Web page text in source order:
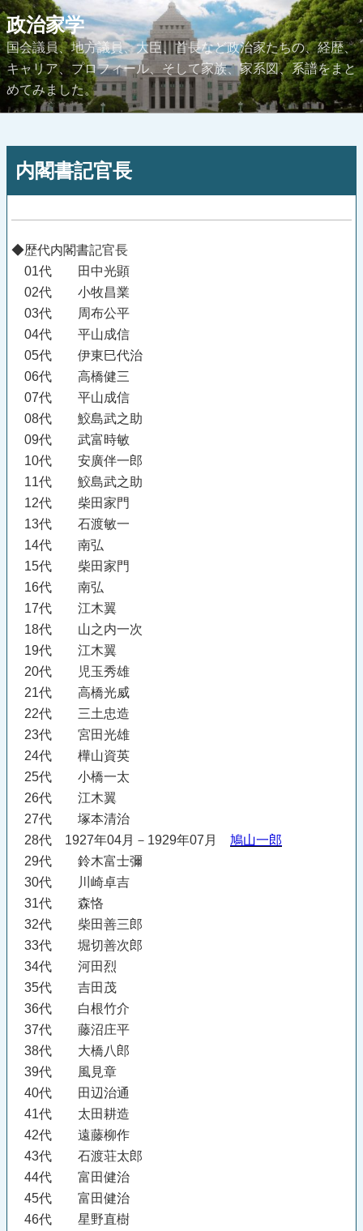
コ
ン
テ
ン
ツ
へ
プ
政治家学
国会議員、地方議員、大臣、首長など政治家たちの、経歴、
キャリア、プロフィール、そして家族、家系図、系譜をまと
めてみました。
日:
内閣書記官長
◆歴代内閣書記官長
01代 田中光顕
02代 小牧昌業
03代 周布公平
04代 平山成信
05代 伊東巳代治
06代 高橋健三
07代 平山成信
08代 鮫島武之助
09代 武富時敏
10代 安廣伴一郎
11代 鮫島武之助
12代 柴田家門
13代 石渡敏一
14代 南弘
15代 柴田家門
16代 南弘
17代 江木翼
18代 山之内一次
19代 江木翼
20代 児玉秀雄
21代 高橋光威
22代 三土忠造
23代 宮田光雄
24代 樺山資英
25代 小橋一太
26代 江木翼
27代 塚本清治
28代 1927年04月－1929年07月 鳩山一郎
29代 鈴木富士彌
30代 川崎卓吉
31代 森恪
32代 柴田善三郎
33代 堀切善次郎
34代 河田烈
35代 吉田茂
36代 白根竹介
37代 藤沼庄平
38代 大橋八郎
39代 風見章
40代 田辺治通
41代 太田耕造
42代 遠藤柳作
43代 石渡荘太郎
44代 富田健治
45代 富田健治
46代 星野直樹